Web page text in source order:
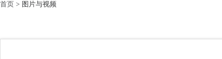
首页 > 图片与视频